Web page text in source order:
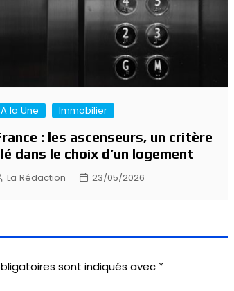
A la Une Immobilier
: les ascenseurs, un critère
dans le choix d’un logement
La Rédaction 23/05/2026
sont indiqués avec *